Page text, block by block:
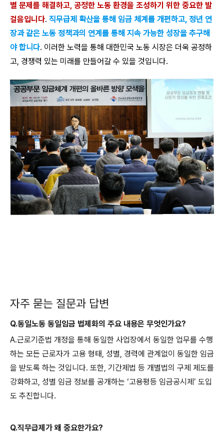
별 문제를 해결하고, 공정한 노동 환경을 조성하기 위한 중요한 발
걸음입니다. 직무급제 확산을 통해 임금 체계를 개편하고, 정년 연
장과 같은 노동 정책과의 연계를 통해 지속 가능한 성장을 추구해
야 합니다. 이러한 노력을 통해 대한민국 노동 시장은 더욱 공정하
고, 경쟁력 있는 미래를 만들어갈 수 있을 것입니다.
자주 묻는 질문과 답변
Q.동일노동 동일임금 법제화의 주요 내용은 무엇인가요?
A.근로기준법 개정을 통해 동일한 사업장에서 동일한 업무를 수행
하는 모든 근로자가 고용 형태, 성별, 경력에 관계없이 동일한 임금
을 받도록 하는 것입니다. 또한, 기간제법 등 개별법의 구제 제도를
강화하고, 성별 임금 정보를 공개하는 ‘고용평등 임금공시제’ 도입
도 추진합니다.
Q.직무급제가 왜 중요한가요?